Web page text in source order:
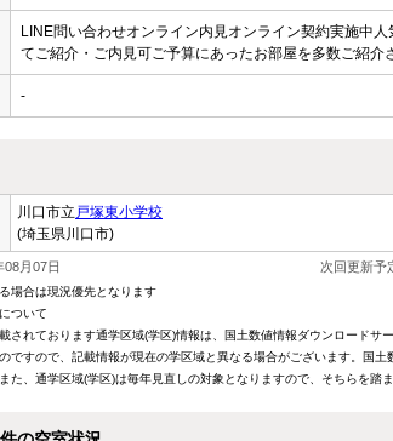
LINE問い合わせオンライン内見オンライン契約実施中
てご紹介・ご内見可ご予算にあったお部屋を多数ご紹介
-
川口市立 戸塚東小学校
(埼玉県川口市)
月07日 次回更新予
場合は現況優先となります
ついて
されております通学区域(学区)情報は、国土数値情報ダウンロード
ですので、記載情報が現在の学区域と異なる場合がございます。国
た、通学区域(学区)は毎年見直しの対象となりますので、そちらを踏